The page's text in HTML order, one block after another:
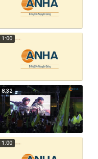
1:00
8:32
1:00